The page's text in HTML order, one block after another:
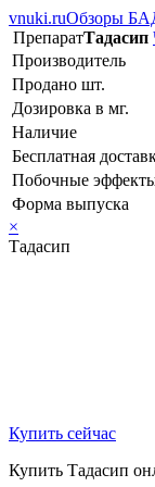
vnuki.ruОбзоры
ПрепаратТадасип
Производитель
Продано шт.
Дозировка в мг.
Наличие
Бесплатная
Побочные
Форма выпуска
×
Тадасип
Купить сейчас
Купить Тадасип